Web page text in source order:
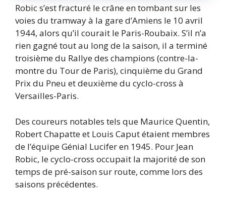
Robic s’est fracturé le crâne en tombant sur les
voies du tramway à la gare d’Amiens le 10 avril
1944, alors qu’il courait le Paris-Roubaix. S’il n’a
rien gagné tout au long de la saison, il a terminé
troisième du Rallye des champions (contre-la-
montre du Tour de Paris), cinquième du Grand
Prix du Pneu et deuxième du cyclo-cross à
Versailles-Paris.
Des coureurs notables tels que Maurice Quentin,
Robert Chapatte et Louis Caput étaient membres
de l’équipe Génial Lucifer en 1945. Pour Jean
Robic, le cyclo-cross occupait la majorité de son
temps de pré-saison sur route, comme lors des
saisons précédentes.